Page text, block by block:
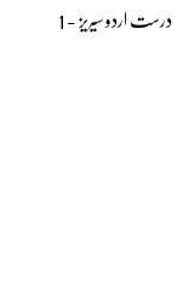
درست اردو سیریز - 1